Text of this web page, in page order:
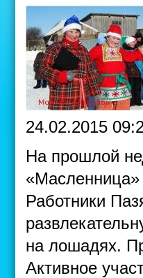
24.02.2015
На прошлой
Работники
на лошадях.
Активное